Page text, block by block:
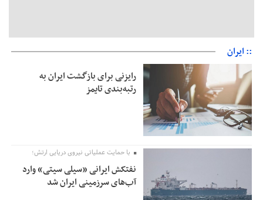
:: ایران
رایزنی برای بازگشت ایران به
رتبه‌بندی تایمز
با حمایت عملیاتی نیروی دریایی ارتش؛
نفتکش ایرانی «سیلی سیتی» وارد
آب‌های سرزمینی ایران شد